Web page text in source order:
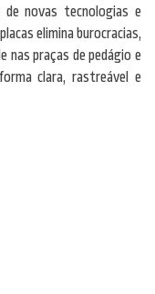
de novas tecnologias e
elimina burocracias,
nas praças de pedágio e
clara, rastreável e